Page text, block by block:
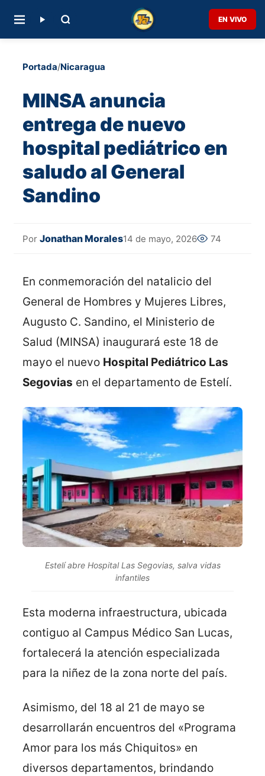
EN VIVO
Portada/Nicaragua
MINSA anuncia
entrega de nuevo
hospital pediátrico en
saludo al General
Sandino
Por Jonathan Morales14 de mayo, 2026 74
En conmemoración del natalicio del
General de Hombres y Mujeres Libres,
Augusto C. Sandino, el Ministerio de
Salud (MINSA) inaugurará este 18 de
mayo el nuevo Hospital Pediátrico Las
Segovias en el departamento de Estelí.
Estelí abre Hospital Las Segovias, salva vidas
infantiles
Esta moderna infraestructura, ubicada
contiguo al Campus Médico San Lucas,
fortalecerá la atención especializada
para la niñez de la zona norte del país.
Asimismo, del 18 al 21 de mayo se
desarrollarán encuentros del «Programa
Amor para los más Chiquitos» en
diversos departamentos, brindando